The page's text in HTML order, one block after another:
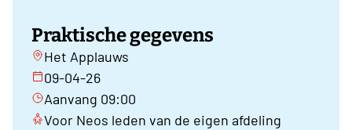
Praktische gegevens
Het Applauws
09-04-26
Aanvang 09:00
Voor Neos leden van de eigen afdeling